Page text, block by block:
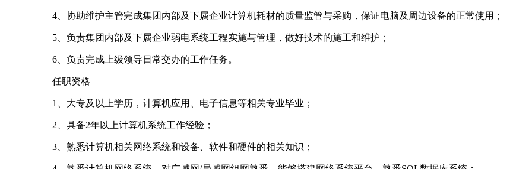
4、协助维护主管完成集团内部及下属企业计算机耗材的质量监管与采购，保证电脑及周边设备的正常使用；
5、负责集团内部及下属企业弱电系统工程实施与管理，做好技术的施工和维护；
6、负责完成上级领导日常交办的工作任务。
任职资格
1、大专及以上学历，计算机应用、电子信息等相关专业毕业；
2、具备2年以上计算机系统工作经验；
3、熟悉计算机相关网络系统和设备、软件和硬件的相关知识；